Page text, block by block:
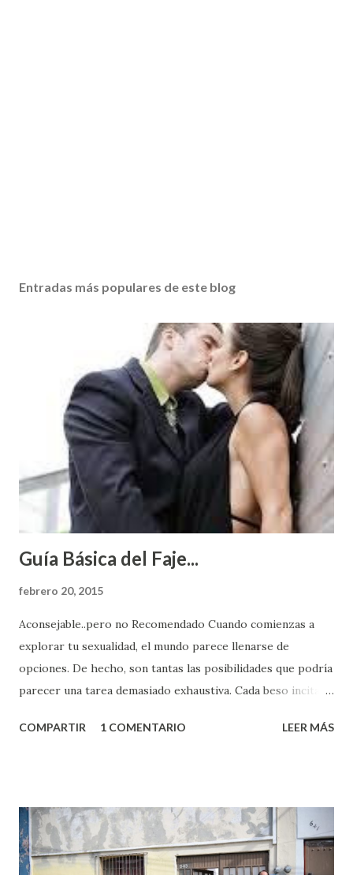
Entradas más populares de este blog
Guía Básica del Faje...
febrero 20, 2015
Aconsejable..pero no Recomendado Cuando comienzas a
explorar tu sexualidad, el mundo parece llenarse de
opciones. De hecho, son tantas las posibilidades que podría
parecer una tarea demasiado exhaustiva. Cada beso incita
partes de ti que jamás hubieras imaginado. El problema es
conoces ni la mitad de lo que deberías saber. Pero incluso
quienes ya han tenido relaciones sexuales no son expertos
o expertas en el tema. Siempre hay algo nuevo que
COMPARTIR 1 COMENTARIO LEER MÁS